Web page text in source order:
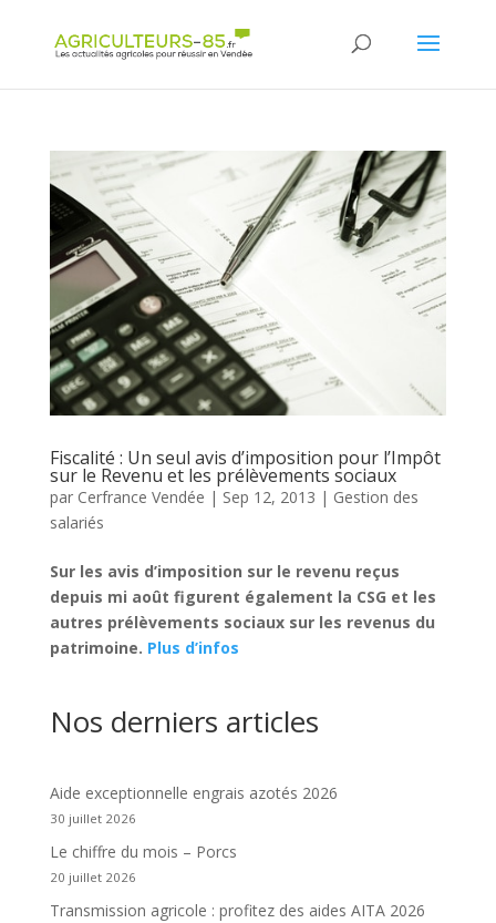
Fiscalité : Un seul avis d’imposition pour l’Impôt
sur le Revenu et les prélèvements sociaux
par Cerfrance Vendée | Sep 12, 2013 | Gestion des
salariés
Sur les avis d’imposition sur le revenu reçus
depuis mi août figurent également la CSG et les
autres prélèvements sociaux sur les revenus du
patrimoine. Plus d’infos
Nos derniers articles
Aide exceptionnelle engrais azotés 2026
30 juillet 2026
Le chiffre du mois – Porcs
20 juillet 2026
Transmission agricole : profitez des aides AITA 2026